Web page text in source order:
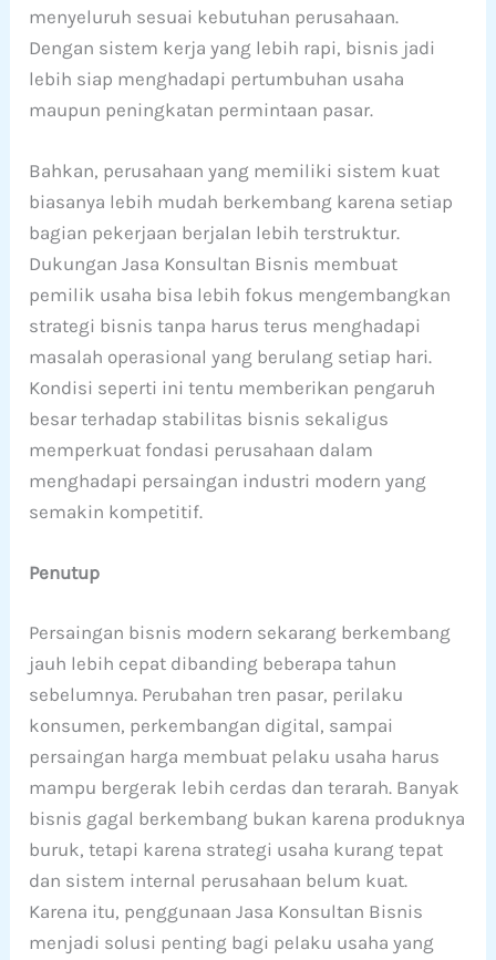
menyeluruh sesuai kebutuhan perusahaan.
Dengan sistem kerja yang lebih rapi, bisnis jadi
lebih siap menghadapi pertumbuhan usaha
maupun peningkatan permintaan pasar.
Bahkan, perusahaan yang memiliki sistem kuat
biasanya lebih mudah berkembang karena setiap
bagian pekerjaan berjalan lebih terstruktur.
Dukungan Jasa Konsultan Bisnis membuat
pemilik usaha bisa lebih fokus mengembangkan
strategi bisnis tanpa harus terus menghadapi
masalah operasional yang berulang setiap hari.
Kondisi seperti ini tentu memberikan pengaruh
besar terhadap stabilitas bisnis sekaligus
memperkuat fondasi perusahaan dalam
menghadapi persaingan industri modern yang
semakin kompetitif.
Penutup
Persaingan bisnis modern sekarang berkembang
jauh lebih cepat dibanding beberapa tahun
sebelumnya. Perubahan tren pasar, perilaku
konsumen, perkembangan digital, sampai
persaingan harga membuat pelaku usaha harus
mampu bergerak lebih cerdas dan terarah. Banyak
bisnis gagal berkembang bukan karena produknya
buruk, tetapi karena strategi usaha kurang tepat
dan sistem internal perusahaan belum kuat.
Karena itu, penggunaan Jasa Konsultan Bisnis
menjadi solusi penting bagi pelaku usaha yang